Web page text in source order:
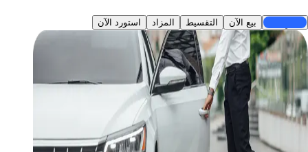
بيع الآن التقسيط المزاد استورد الآن